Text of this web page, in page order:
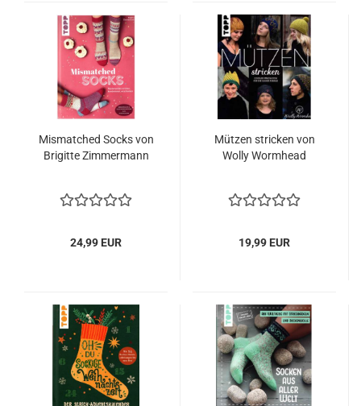
Mismatched Socks von
Brigitte Zimmermann
24,99 EUR
Mützen stricken von
Wolly Wormhead
19,99 EUR